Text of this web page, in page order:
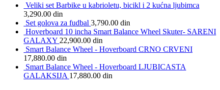
Veliki set Barbike u kabrioletu, bicikl i 2 kućna ljubimca
3,290.00 din
Set golova za fudbal 3,790.00 din
Hoverboard 10 incha Smart Balance Wheel Skuter- SARENI
GALAXY 22,900.00 din
Smart Balance Wheel - Hoverboard CRNO CRVENI
17,880.00 din
Smart Balance Wheel - Hoverboard LJUBICASTA
GALAKSIJA 17,880.00 din